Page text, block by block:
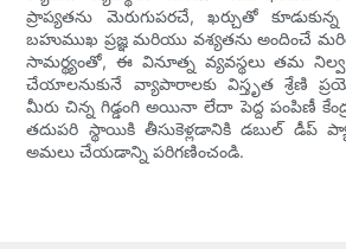
ప్రాప్యతను మెరుగుపరచే, ఖర్చుతో
బహుముఖ ప్రజ్ఞ మరియు వశ్యతను అందించే
సామర్థ్యంతో, ఈ వినూత్న వ్యవస్థలు తమ
చేయాలనుకునే వ్యాపారాలకు విస్తృత శ్రేణి
మీరు చిన్న గిడ్డంగి అయినా లేదా పెద్ద పంపిణీ
తదుపరి స్థాయికి తీసుకెళ్లడానికి డబుల్ డీప్
అమలు చేయడాన్ని పరిగణించండి.